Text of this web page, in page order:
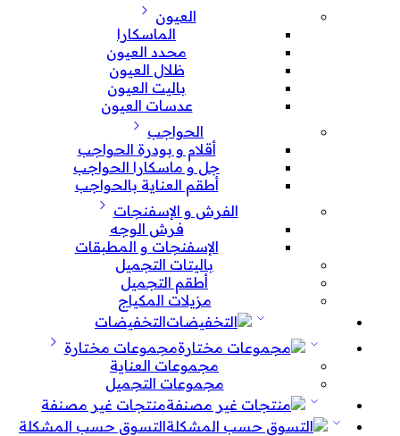
العيون
الماسكارا
محدد العيون
ظلال العيون
باليت العيون
عدسات العيون
الحواجب
أقلام و بودرة الحواجب
جل و ماسكارا الحواجب
أطقم العناية بالحواجب
الفرش و الإسفنجات
فرش الوجه
الإسفنجات و المطبقات
باليتات التجميل
أطقم التجميل
مزيلات المكياج
التخفيضات
مجموعات مختارة
مجموعات العناية
مجموعات التجميل
منتجات غير مصنفة
التسوق حسب المشكلة